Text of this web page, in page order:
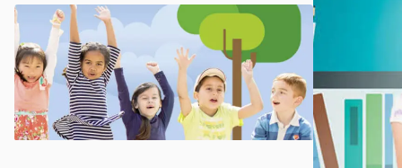
Paritätischen Wohlfahrtsverbands, Landesverband Bayern
e.V., dieser ist ein Spitzenverband der Freien
Wohlfahrtspflege. Unter seinem Dach sind ca. 800
Mitgliedsorganisationen aus allen Bereichen der sozialen
Arbeit zusammengeschlossen.
PariKita hat ein Rahmenkonzept für alle Einrichtungen
entwickelt, das